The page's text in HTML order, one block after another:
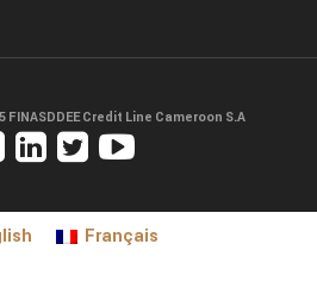
FINASDDEE Credit Line Cameroon S.A
Français